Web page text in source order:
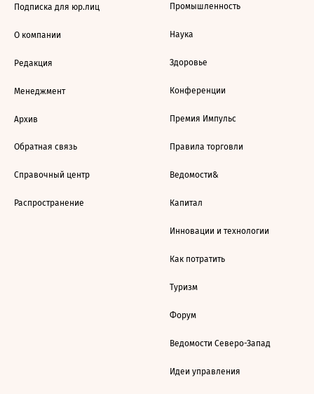
Подписка для юр.лиц
О компании
Редакция
Менеджмент
Архив
Обратная связь
Справочный центр
Распространение
Промышленность
Наука
Здоровье
Конференции
Премия Импульс
Правила торговли
Ведомости&
Капитал
Инновации и технологии
Как потратить
Туризм
Форум
Ведомости Северо-Запад
Идеи управления